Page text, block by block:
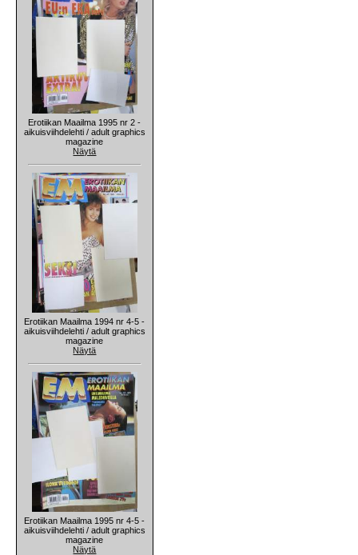
Erotiikan Maailma 1995 nr 2 -
aikuisviihdelehti / adult graphics
magazine
Näytä
Erotiikan Maailma 1994 nr 4-5 -
aikuisviihdelehti / adult graphics
magazine
Näytä
Erotiikan Maailma 1995 nr 4-5 -
aikuisviihdelehti / adult graphics
magazine
Näytä